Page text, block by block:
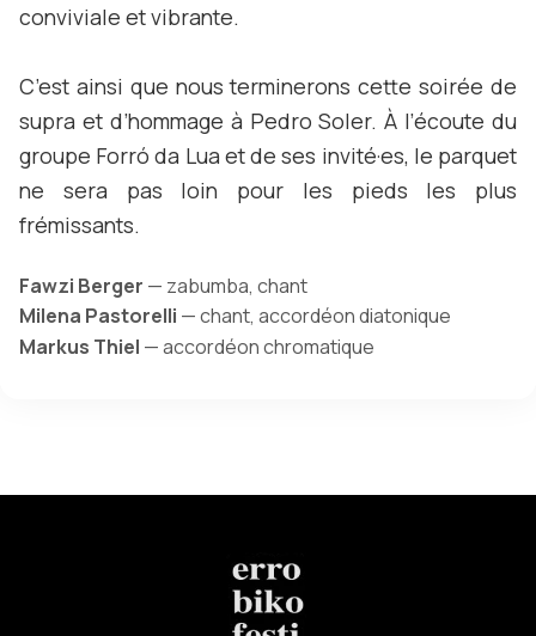
conviviale et vibrante.
C’est ainsi que nous terminerons cette soirée de
supra et d’hommage à Pedro Soler. À l’écoute du
groupe Forró da Lua et de ses invité·es, le parquet
ne sera pas loin pour les pieds les plus
frémissants.
Fawzi Berger — zabumba, chant
Milena Pastorelli — chant, accordéon diatonique
Markus Thiel — accordéon chromatique